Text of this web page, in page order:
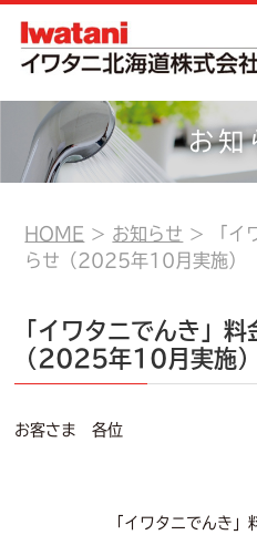
お知
HOME お知らせ
「
らせ（2025年10月実施）
「イワタニでんき」
（2025年10月実施）
お客さま 各位
「イワタニでんき